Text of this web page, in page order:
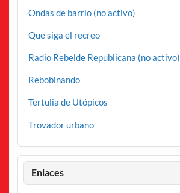
Ondas de barrio (no activo)
Que siga el recreo
Radio Rebelde Republicana (no activo)
Rebobinando
Tertulia de Utópicos
Trovador urbano
Enlaces